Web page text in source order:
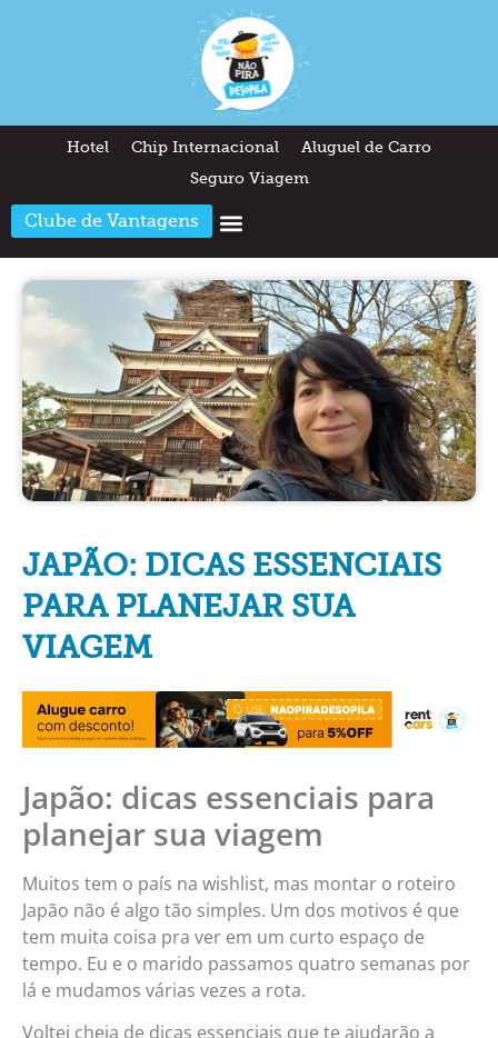
Hotel Chip Internacional
Aluguel de Carro
Seguro Viagem
Clube de Vantagens
JAPÃO: DICAS ESSENCIAIS
PARA PLANEJAR SUA
VIAGEM
Japão: dicas essenciais para
planejar sua viagem
Muitos tem o país na wishlist, mas montar o roteiro
Japão não é algo tão simples. Um dos motivos é que
tem muita coisa pra ver em um curto espaço de
tempo. Eu e o marido passamos quatro semanas por
lá e mudamos várias vezes a rota.
Voltei cheia de dicas essenciais que te ajudarão a